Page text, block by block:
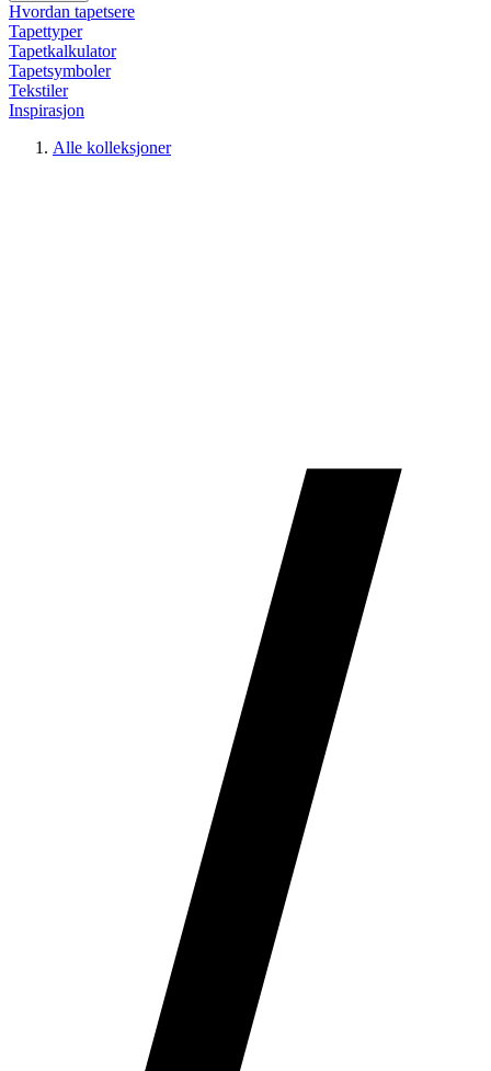
Hvordan tapetsere
Tapettyper
Tapetkalkulator
Tapetsymboler
Tekstiler
Inspirasjon
Alle kolleksjoner